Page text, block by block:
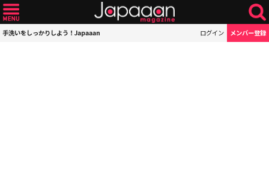
手洗いをしっかりしよう！Japaaan ログイン メンバー登録